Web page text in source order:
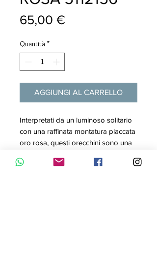
65,00 €Prezzo
Quantità *
AGGIUNGI AL CARRELLO
Interpretati da un luminoso solitario
con una raffinata montatura placcata
oro rosa, questi orecchini sono una
intramontabile. I gioielli si abbinano